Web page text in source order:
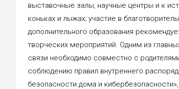
выставочные залы, научные центры и к
коньках и лыжах; участие в
дополнительного образования
творческих мероприятий. Одним из
связи необходимо совместно с
соблюдению правил внутреннего
безопасности дома и